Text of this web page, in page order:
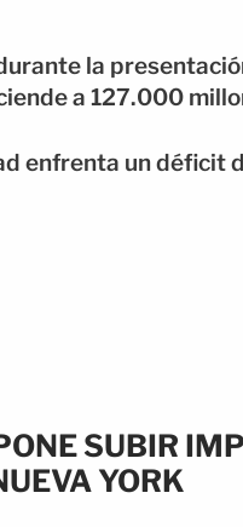
la
a 127.000
enfrenta un déficit
SUBIR
YORK